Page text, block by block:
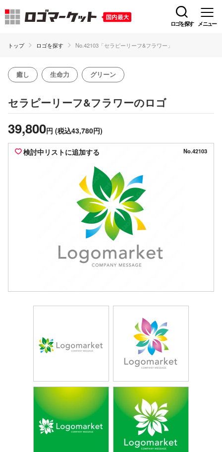
ロゴを探す メニュー
トップ ロゴを探す No.42103「セラピーリーフ&フラワー」
癒し 生命力 グリーン
セラピーリーフ&フラワーのロゴ
39,800円 (税込43,780円)
検討中リストに追加する No.42103